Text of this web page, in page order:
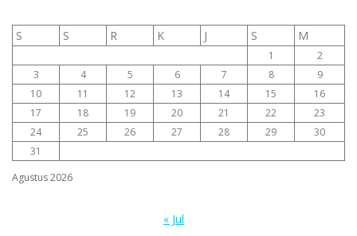
Agustus 2026
S S R K J S M
1
2
3
4 5 6 7 8
9
10
11 12 13 14 15
16
17
18 19 20 21 22
23
24
25 26 27 28 29
30
31
« Jul